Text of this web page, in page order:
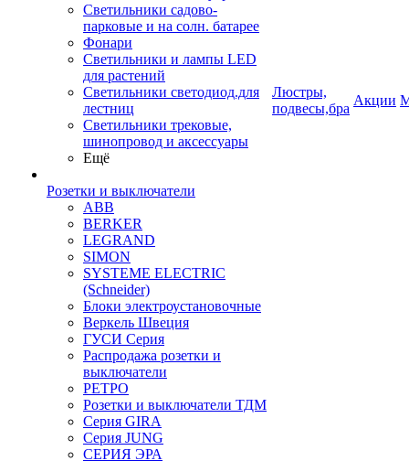
Светильники садово-
парковые и на солн. батарее
Фонари
Светильники и лампы LED
для растений
Светильники светодиод.для
лестниц
Светильники трековые,
шинопровод и аксессуары
Ещё
Розетки и выключатели
ABB
BERKER
LEGRAND
SIMON
SYSTEME ELECTRIC
(Schneider)
Блоки электроустановочные
Веркель Швеция
ГУСИ Серия
Распродажа розетки и
выключатели
РЕТРО
Розетки и выключатели ТДМ
Серия GIRA
Серия JUNG
СЕРИЯ ЭРА
Люстры,
подвесы,бра
Акции